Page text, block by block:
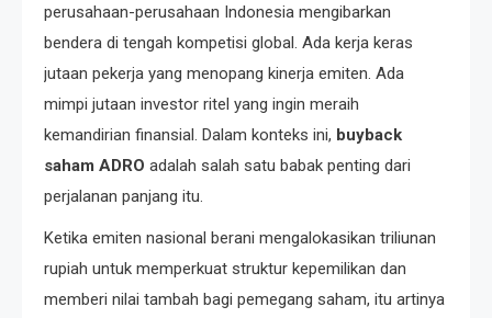
perusahaan-perusahaan Indonesia mengibarkan
bendera di tengah kompetisi global. Ada kerja keras
jutaan pekerja yang menopang kinerja emiten. Ada
mimpi jutaan investor ritel yang ingin meraih
kemandirian finansial. Dalam konteks ini, buyback
saham ADRO adalah salah satu babak penting dari
perjalanan panjang itu.
Ketika emiten nasional berani mengalokasikan triliunan
rupiah untuk memperkuat struktur kepemilikan dan
memberi nilai tambah bagi pemegang saham, itu artinya